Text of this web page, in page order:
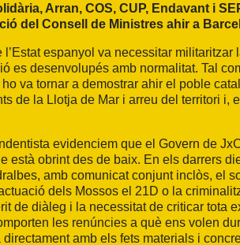
Arran, COS, CUP, Endavant i
del Consell de Ministres ahir a
espanyol va necessitar
es desenvolupés amb normalitat. Tal
va tornar a demostrar ahir el poble
de la Llotja de Mar i arreu del territori i,
evidenciem que el Govern de
obrint des de baix. En els darrers
amb comunicat conjunt inclòs, el
dels Mossos el 21D o la
de diàleg i la necessitat de criticar tota
les renúncies a què ens volen
amb els fets materials i